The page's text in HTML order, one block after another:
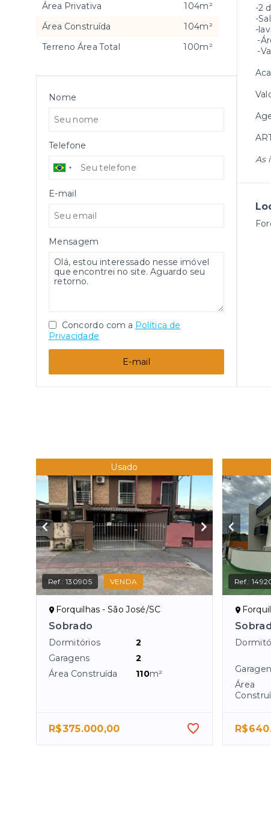
-2
-
-
-
-
As
Área Privativa
104m²
Área Construída
104m²
Terreno Área Total
100m²
Nome
Telefone
E-mail
Mensagem
Concordo com a Política de
Privacidade
E-mail
Usado
Ref.:130905 VENDA
Forquilhas - São José/SC
Sobrado
Dormitórios
2
Garagens
2
Área Construída
110m²
R$375.000,00
Ref.:
Área